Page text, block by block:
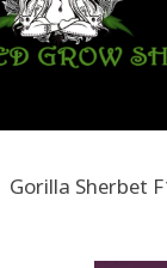
Gorilla Sherbet